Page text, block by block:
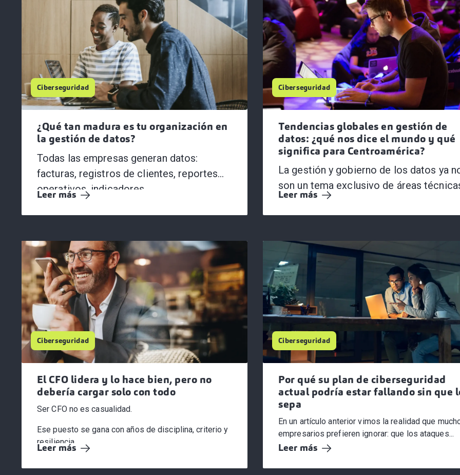
Ciberseguridad
¿Qué tan madura es tu organización en
la gestión de datos?
Todas las empresas generan datos:
facturas, registros de clientes, reportes
operativos, indicadores...
Leer más
Ciberseguridad
Tendencias globales en gestión de
datos: ¿qué nos dice el mundo y qué
significa para Centroamérica?
La gestión y gobierno de los datos ya
son un tema exclusivo de áreas
se han convertido...
Leer más
Ciberseguridad
El CFO lidera y lo hace bien, pero no
debería cargar solo con todo
Ser CFO no es casualidad.
Ese puesto se gana con años de disciplina, criterio y
resiliencia.
Leer más
Ciberseguridad
Por qué su plan de ciberseguridad
actual podría estar fallando sin que
sepa
En un artículo anterior vimos la realidad que
empresarios prefieren ignorar: que los ataques...
Leer más